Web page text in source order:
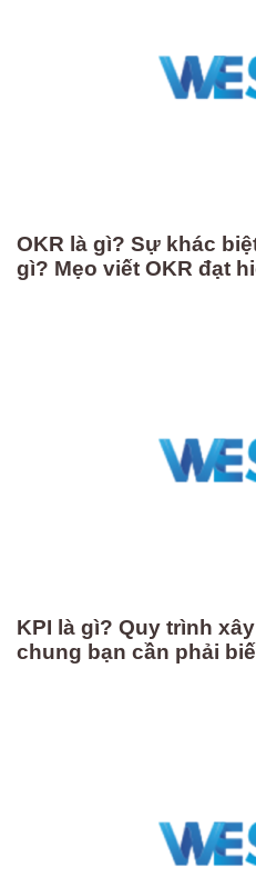
OKR là gì? Sự khác
gì? Mẹo viết OKR đạt
KPI là gì? Quy trình
chung bạn cần phải